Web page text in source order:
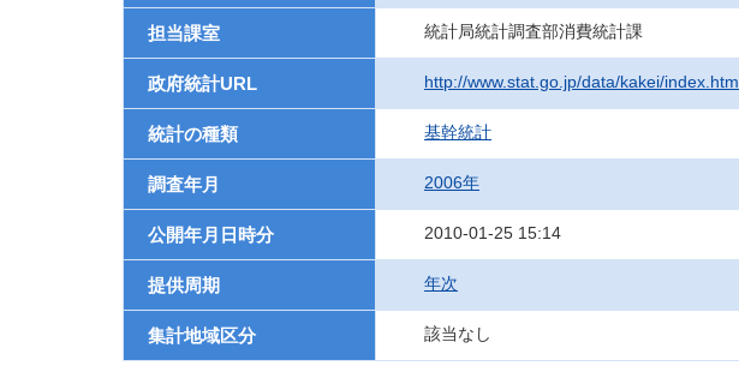
担当課室 統計局統計調査部消費統計課
政府統計URL http://www.stat.go.jp/data/kakei/index.htm
統計の種類 基幹統計
調査年月 2006年
公開年月日時分 2010-01-25 15:14
提供周期 年次
集計地域区分 該当なし